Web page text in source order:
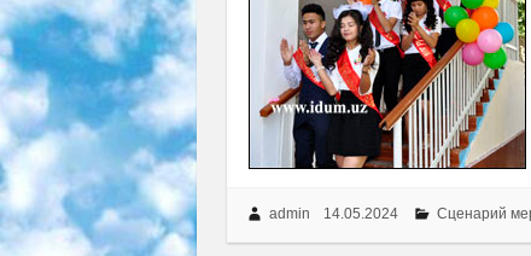
admin 14.05.2024 Сценарий